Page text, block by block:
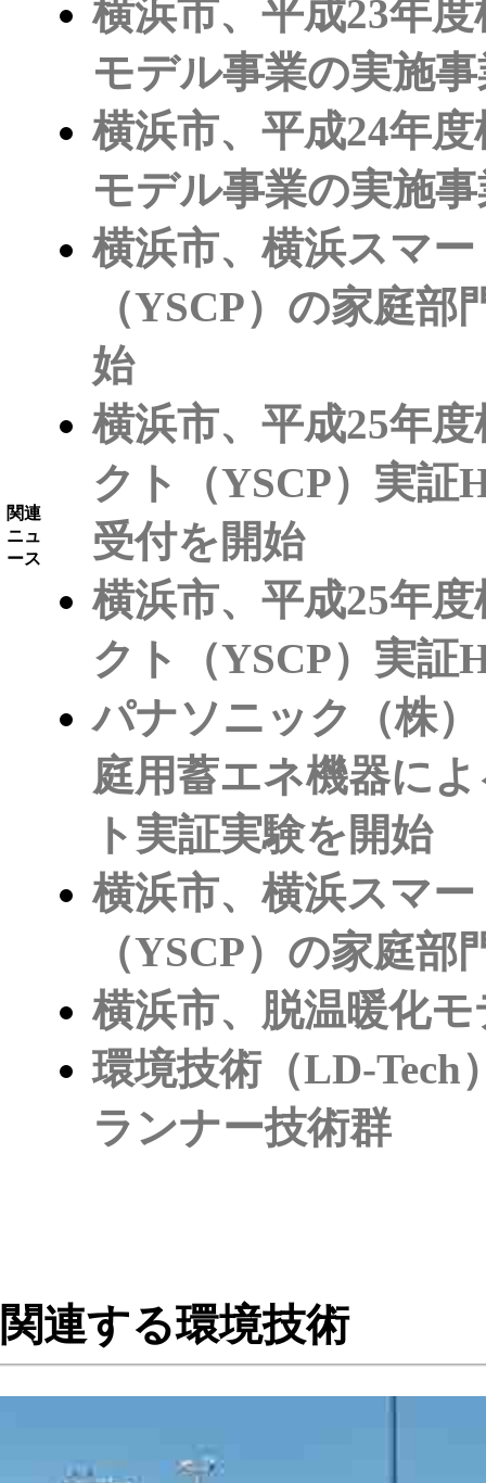
関連
ニュ
ース
横浜市、平成23年
モデル事業の実施
横浜市、平成24年
モデル事業の実施
横浜市、横浜スマ
（YSCP）の家庭
始
横浜市、平成25年
クト（YSCP）実証
受付を開始
横浜市、平成25年
クト（YSCP）実証
パナソニック（株
庭用蓄エネ機器に
ト実証実験を開始
横浜市、横浜スマ
（YSCP）の家庭
横浜市、脱温暖化
環境技術（
ランナー技術群
関連する環境技術